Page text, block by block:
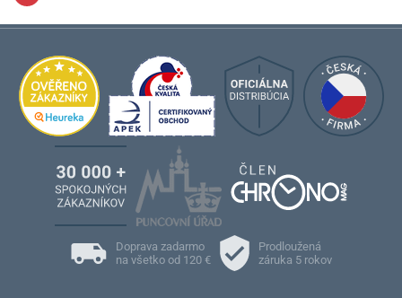
Doprava zadarmo
na všetko od 120 €
Prodloužená
záruka 5 rokov